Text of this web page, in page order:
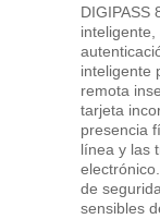
DIGIPASS
inteligente
remota
tarjeta
presencia
línea y las
de
sensibles